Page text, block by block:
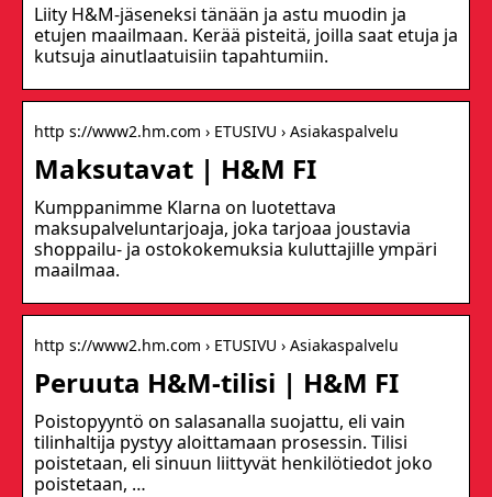
Liity H&M-jäseneksi tänään ja astu muodin ja
etujen maailmaan. Kerää pisteitä, joilla saat etuja ja
kutsuja ainutlaatuisiin tapahtumiin.
http s://www2.hm.com › ETUSIVU › Asiakaspalvelu
Maksutavat | H&M FI
Kumppanimme Klarna on luotettava
maksupalveluntarjoaja, joka tarjoaa joustavia
shoppailu- ja ostokokemuksia kuluttajille ympäri
maailmaa.
http s://www2.hm.com › ETUSIVU › Asiakaspalvelu
Peruuta H&M-tilisi | H&M FI
Poistopyyntö on salasanalla suojattu, eli vain
tilinhaltija pystyy aloittamaan prosessin. Tilisi
poistetaan, eli sinuun liittyvät henkilötiedot joko
poistetaan, …